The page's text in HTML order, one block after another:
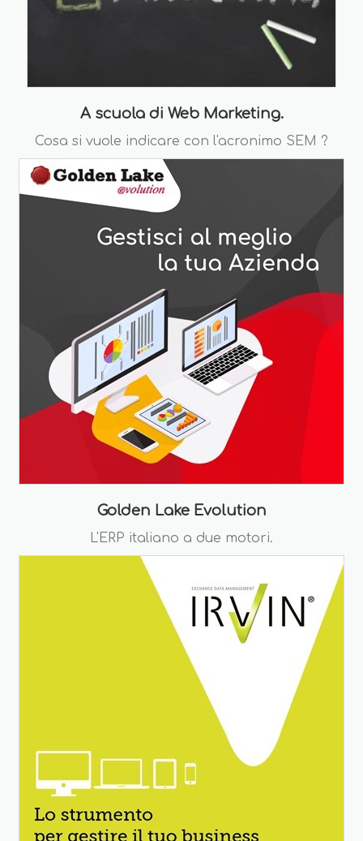
A scuola di Web Marketing.
Cosa si vuole indicare con l'acronimo SEM ?
Golden Lake Evolution
L'ERP italiano a due motori.